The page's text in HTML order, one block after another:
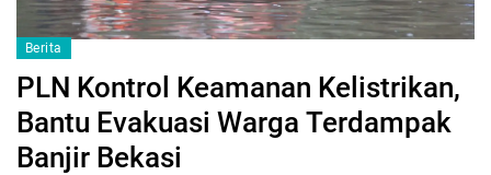
Berita
PLN Kontrol Keamanan Kelistrikan,
Bantu Evakuasi Warga Terdampak
Banjir Bekasi